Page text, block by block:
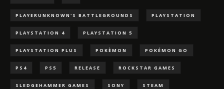
PLAYERUNKNOWN'S BATTLEGROUNDS PLAYSTATION
PLAYSTATION 4 PLAYSTATION 5
PLAYSTATION PLUS POKÈMON POKÉMON GO
PS4 PS5 RELEASE ROCKSTAR GAMES
SLEDGEHAMMER GAMES SONY STEAM